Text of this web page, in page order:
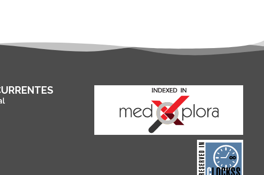
that ensures the long-
term survival of web-
based scholary
publications, governed by
and for its stakeholders.